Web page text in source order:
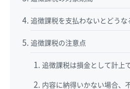
追徴課税を支払わないとどうな
追徴課税の注意点
追徴課税は損金として計上
内容に納得いかない場合、